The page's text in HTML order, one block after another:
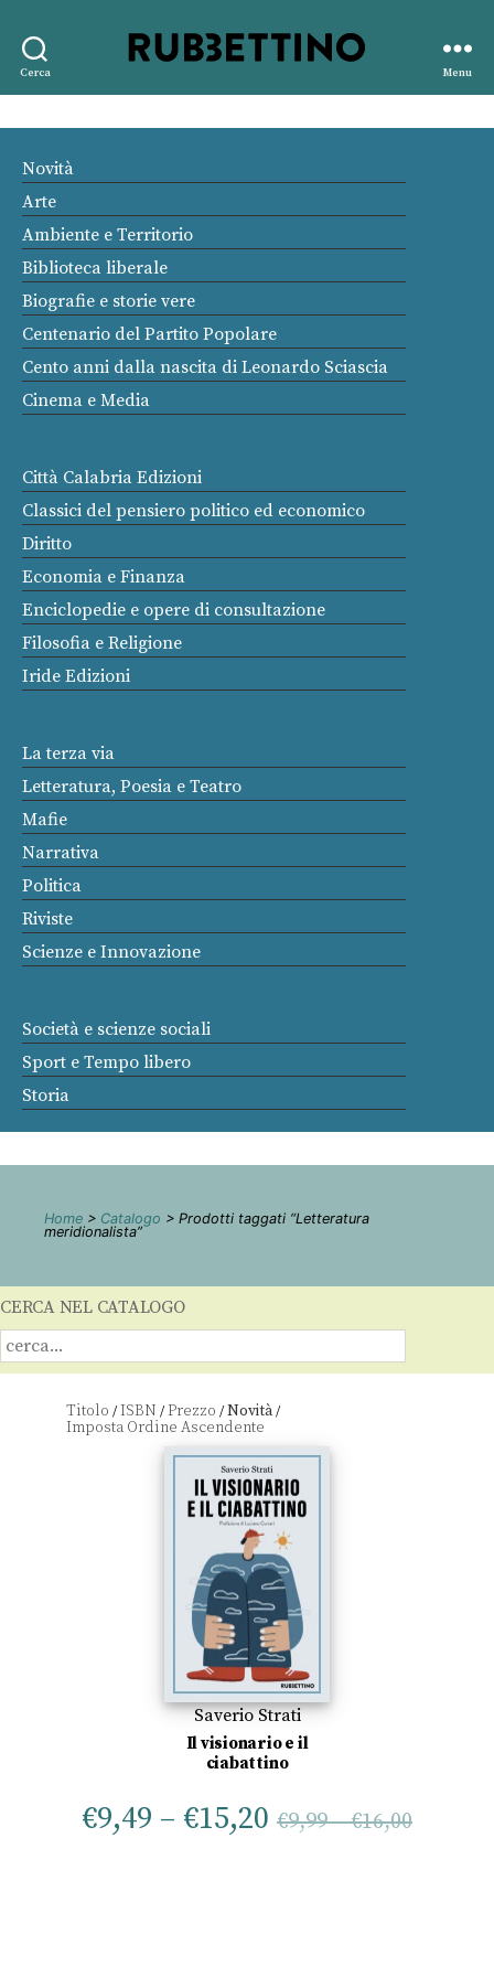
Cerca
editore
Menu
Novità
Arte
Ambiente e Territorio
Biblioteca liberale
Biografie e storie vere
Centenario del Partito Popolare
Cento anni dalla nascita di Leonardo Sciascia
Cinema e Media
Città Calabria Edizioni
Classici del pensiero politico ed economico
Diritto
Economia e Finanza
Enciclopedie e opere di consultazione
Filosofia e Religione
Iride Edizioni
La terza via
Letteratura, Poesia e Teatro
Mafie
Narrativa
Politica
Riviste
Scienze e Innovazione
Società e scienze sociali
Sport e Tempo libero
Storia
Home > Catalogo > Prodotti taggati “Letteratura
meridionalista”
CERCA NEL CATALOGO
Titolo /ISBN /Prezzo /Novità/
Saverio Strati
Il visionario e il
ciabattino
€9,49 – €15,20 €9,99–€16,00